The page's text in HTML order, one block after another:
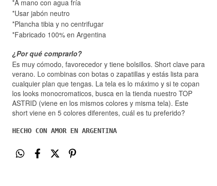
*A mano con agua fría
*Usar jabón neutro
*Plancha tibia y no centrifugar
*Fabricado 100% en Argentina
¿Por qué comprarlo?
Es muy cómodo, favorecedor y tiene bolsillos. Short clave para
verano. Lo combinas con botas o zapatillas y estás lista para
cualquier plan que tengas. La tela es lo máximo y si te copan
los looks monocromaticos, busca en la tienda nuestro TOP
ASTRID (viene en los mismos colores y misma tela). Este
short viene en 5 colores diferentes, cuál es tu preferido?
HECHO CON AMOR EN ARGENTINA